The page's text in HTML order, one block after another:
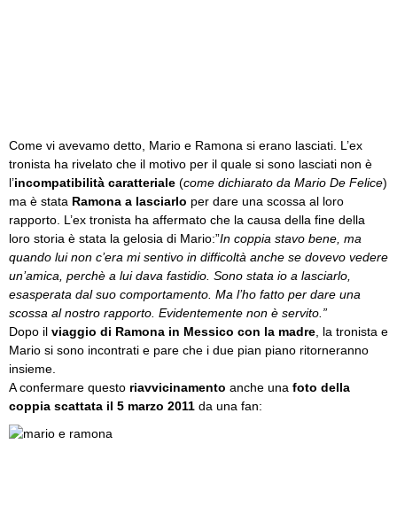
Come vi avevamo detto, Mario e Ramona si erano lasciati. L’ex
tronista ha rivelato che il motivo per il quale si sono lasciati non è
l’incompatibilità caratteriale (come dichiarato da Mario De Felice)
ma è stata Ramona a lasciarlo per dare una scossa al loro
rapporto. L’ex tronista ha affermato che la causa della fine della
loro storia è stata la gelosia di Mario:”In coppia stavo bene, ma
quando lui non c’era mi sentivo in difficoltà anche se dovevo vedere
un’amica, perchè a lui dava fastidio. Sono stata io a lasciarlo,
esasperata dal suo comportamento. Ma l’ho fatto per dare una
scossa al nostro rapporto. Evidentemente non è servito.”
Dopo il viaggio di Ramona in Messico con la madre , la tronista e
Mario si sono incontrati e pare che i due pian piano ritorneranno
insieme.
A confermare questo riavvicinamento anche una foto della
coppia scattata il 5 marzo 2011 da una fan: